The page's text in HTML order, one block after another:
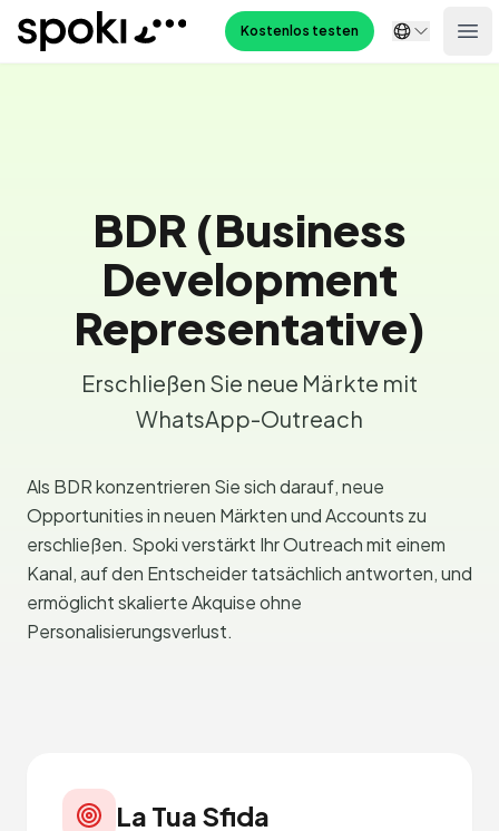
Spoki Kostenlos testen
BDR (Business
Development
Representative)
Erschließen Sie neue Märkte mit
WhatsApp-Outreach
Als BDR konzentrieren Sie sich darauf, neue
Opportunities in neuen Märkten und Accounts zu
erschließen. Spoki verstärkt Ihr Outreach mit einem
Kanal, auf den Entscheider tatsächlich antworten, und
ermöglicht skalierte Akquise ohne
Personalisierungsverlust.
La Tua Sfida